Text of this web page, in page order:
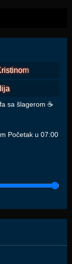
sa šlagerom ☕️
Početak u 07:00